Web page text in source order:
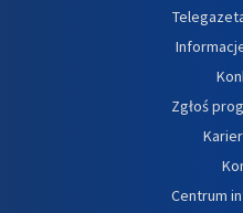
Zgłoś
Centrum